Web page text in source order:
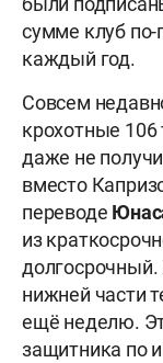
сумме клуб
каждый год.
Совсем
крохотные 106
даже не
вместо
переводе
из
долгосрочный.
нижней части
ещё неделю.
защитника по